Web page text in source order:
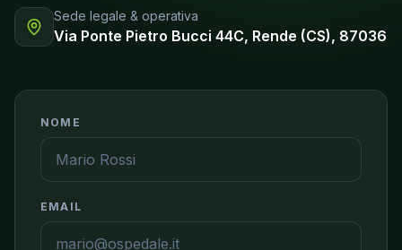
Sede legale & operativa
Via Ponte Pietro Bucci 44C, Rende (CS), 87036
NOME
EMAIL